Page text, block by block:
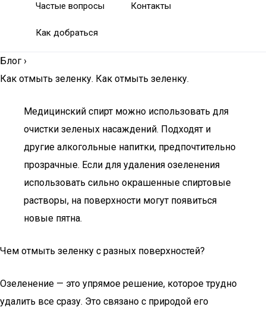
Частые вопросы Контакты
Как добраться
Блог ›
Как отмыть зеленку. Как отмыть зеленку.
Медицинский спирт можно использовать для
очистки зеленых насаждений. Подходят и
другие алкогольные напитки, предпочтительно
прозрачные. Если для удаления озеленения
использовать сильно окрашенные спиртовые
растворы, на поверхности могут появиться
новые пятна.
Чем отмыть зеленку с разных поверхностей?
Озеленение — это упрямое решение, которое трудно
удалить все сразу. Это связано с природой его